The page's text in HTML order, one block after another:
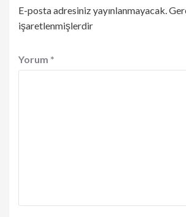
E-posta adresiniz yayınlanmayacak.
işaretlenmişlerdir
Yorum *